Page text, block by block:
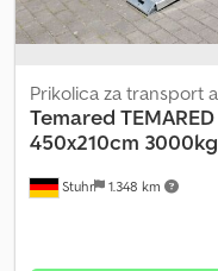
Stuhr 1.348 km
Prikolica za transport
Temared
450x210cm 3000kg